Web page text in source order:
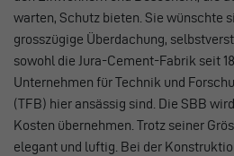
warten, Schutz bieten. Sie wünschte
grosszügige Überdachung,
sowohl die Jura-Cement-Fabrik seit
Unternehmen für Technik und
(TFB) hier ansässig sind. Die SBB
Kosten übernehmen. Trotz seiner
elegant und luftig. Bei der